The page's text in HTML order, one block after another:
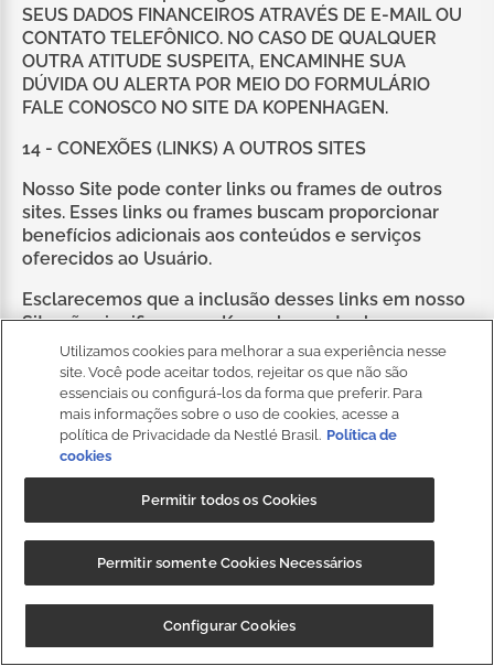
Conosco
SEUS DADOS FINANCEIROS ATRAVÉS DE E-MAIL OU
CONTATO TELEFÔNICO. NO CASO DE QUALQUER
OUTRA ATITUDE SUSPEITA, ENCAMINHE SUA
DÚVIDA OU ALERTA POR MEIO DO FORMULÁRIO
FALE CONOSCO NO SITE DA KOPENHAGEN.
14 - CONEXÕES (LINKS) A OUTROS SITES
Nosso Site pode conter links ou frames de outros
sites. Esses links ou frames buscam proporcionar
benefícios adicionais aos conteúdos e serviços
oferecidos ao Usuário.
Esclarecemos que a inclusão desses links em nosso
Site não significa que a Kopenhagen tenha
conhecimento, concorde ou seja responsável pelo
conteúdo de referidos links e frames. É importante
ressaltar que nosso objetivo é o de somente
disponibilizar links ou frames de empresas idôneas e
confiáveis, não sendo a Kopenhagen responsável
pelas informações, produtos e serviços obtidos pelo
Usuário nos referidos sites, nem tampouco pelas
práticas comerciais e políticas de privacidade
Kopenhagen ser responsabilizada por eventuais
razão da utilização desses recursos.
Na medida em que os sites vinculados não fazem
Utilizamos cookies para melhorar a sua experiência nesse
site. Você pode aceitar todos, rejeitar os que não são
essenciais ou configurá-los da forma que preferir. Para
mais informações sobre o uso de cookies, acesse a
política de Privacidade da Nestlé Brasil. Política de
cookies
Configurar Cookies
Permitir somente Cookies Necessários
Permitir todos os Cookies